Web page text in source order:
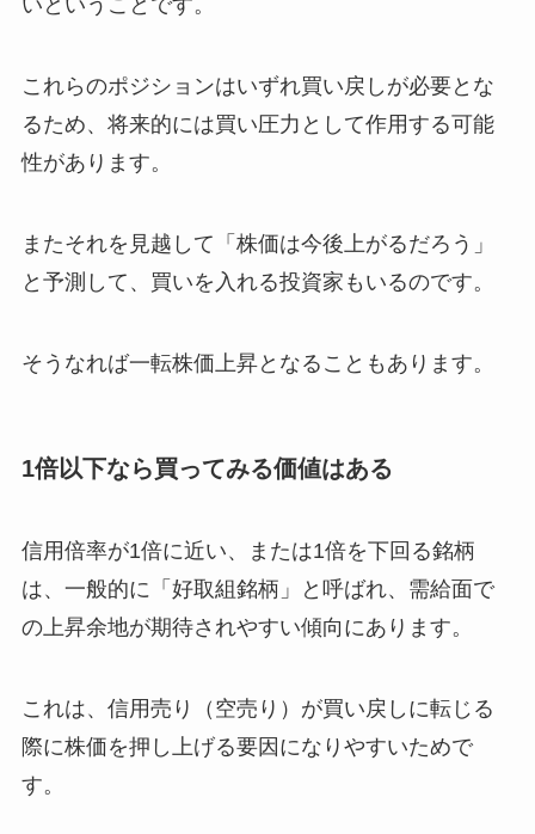
いということです。
これらのポジションはいずれ買い戻しが必要とな
るため、将来的には買い圧力として作用する可能
性があります。
またそれを見越して「株価は今後上がるだろう」
と予測して、買いを入れる投資家もいるのです。
そうなれば一転株価上昇となることもあります。
1倍以下なら買ってみる価値はある
信用倍率が1倍に近い、または1倍を下回る銘柄
は、一般的に「好取組銘柄」と呼ばれ、需給面で
の上昇余地が期待されやすい傾向にあります。
これは、信用売り（空売り）が買い戻しに転じる
際に株価を押し上げる要因になりやすいためで
す。